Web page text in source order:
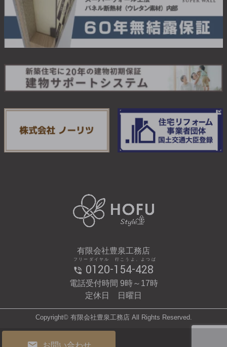
お問い合わせ
有限会社豊泉工務店
0120-154-428
フリーダイヤル 行こうよ、よつば
電話受付時間 9時～17時
定休日 日曜日
Copyright© 有限会社豊泉工務店 All Rights Reserved.